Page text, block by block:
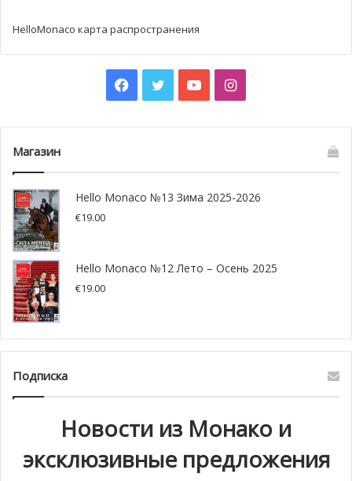
залогом будущего Монако. Молодая футуристическая
компания Orbital Solutions трудится над созданием
наноспутника. OSM1 Cicero — вот название
современного бизнеса с высокой добавленной
время Orbital Solutions преодолеет следующую
значительную веху — OSM1 Cicero будет официально
зарегистрирован в ООН в качестве первого
наноспутника на орбите из Монако. Это первое в
истории громкое заявление о том, что у Монако имеется
собственная космическая программа.
HelloMonaco карта распространения
Facebook
TwitterYouTubeInstagram
Магазин
Hello Monaco №13 Зима 2025-2026
€19.00
Hello Monaco №12 Лето – Осень 2025
€19.00
Подписка
Новости из Монако и
эксклюзивные предложения